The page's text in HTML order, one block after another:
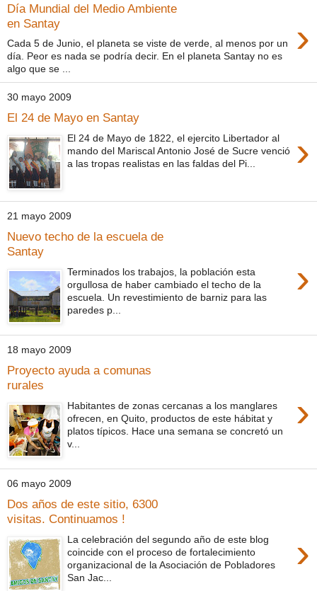
Día Mundial del Medio Ambiente
en Santay
›
Cada 5 de Junio, el planeta se viste de verde, al menos por un
día. Peor es nada se podría decir. En el planeta Santay no es
algo que se ...
30 mayo 2009
El 24 de Mayo en Santay
›
El 24 de Mayo de 1822, el ejercito Libertador al
mando del Mariscal Antonio José de Sucre venció
a las tropas realistas en las faldas del Pi...
21 mayo 2009
Nuevo techo de la escuela de
Santay
›
Terminados los trabajos, la población esta
orgullosa de haber cambiado el techo de la
escuela. Un revestimiento de barniz para las
paredes p...
18 mayo 2009
Proyecto ayuda a comunas
rurales
›
Habitantes de zonas cercanas a los manglares
ofrecen, en Quito, productos de este hábitat y
platos típicos. Hace una semana se concretó un
v...
06 mayo 2009
Dos años de este sitio, 6300
visitas. Continuamos !
›
La celebración del segundo año de este blog
coincide con el proceso de fortalecimiento
organizacional de la Asociación de Pobladores
San Jac...